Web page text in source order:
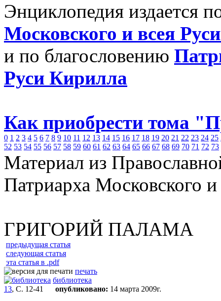
Энциклопедия издается
Московского и всея
и по благословению
Руси Кирилла
Как приобрести тома
0 1 2 3 4 5 6 7 8 9 10 11 12 13 14 15 16 17 18 19 20 21 22 23 24 25
52 53 54 55 56 57 58 59 60 61 62 63 64 65 66 67 68 69 70 71 72 73
Материал из
Патриарха Московского
ГРИГОРИЙ ПАЛАМА
предыдущая статья
следующая статья
эта статья в .pdf
печать
библиотека
13, С. 12-41 опубликовано: 14 марта 2009г.